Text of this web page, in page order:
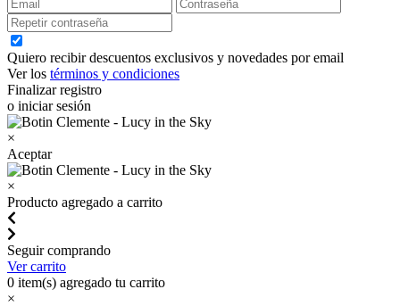
Quiero recibir descuentos exclusivos y novedades por email
Ver los términos y condiciones
Finalizar registro
o iniciar sesión
×
Aceptar
×
Producto agregado a carrito
Seguir comprando
Ver carrito
0 item(s) agregado tu carrito
×